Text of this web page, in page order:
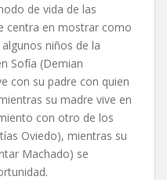
de vida de las
centra en mostrar como
niños de la
Sofía (Demian
con su padre con quien
su madre vive en
con otro de los
Oviedo), mientras su
Machado) se